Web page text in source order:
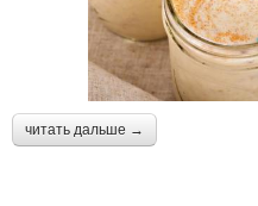
читать дальше →